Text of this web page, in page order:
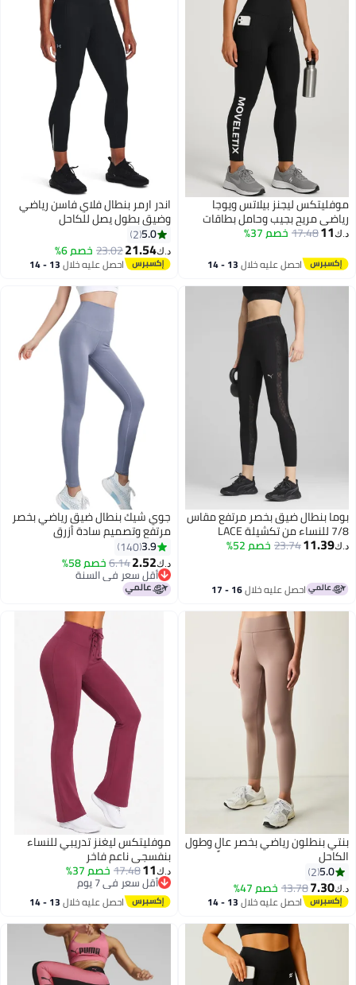
موفليتكس ليجنز بيلاتس ويوجا
رياضي مريح بجيب وحامل بطاقات
بجودة عالية
د.ك‏11
17.48خصم 37%
احصل عليه خلال 13 - 14
اندر ارمر بنطال فلاي فاسن رياضي
وضيق بطول يصل للكاحل
5.0
2
د.ك‏21.54
23.02خصم 6%
احصل عليه خلال 13 - 14
بوما بنطال ضيق بخصر مرتفع مقاس
7/8 للنساء من تكشيلة LACE
د.ك‏11.39
23.74خصم 52%
احصل عليه خلال 16 - 17
6
جوي شيك بنطال ضيق رياضي بخصر
مرتفع وتصميم سادة أزرق
3.9
140
د.ك‏2.52
6.14خصم 58%
أقل سعر في السنة
أقل سعر في السنة
بنتي بنطلون رياضي بخصر عالٍ وطول
الكاحل
5.0
2
د.ك‏7.30
13.78خصم 47%
احصل عليه خلال 13 - 14
3
موفليتكس ليغنز تدريبي للنساء
بنفسجي ناعم فاخر
د.ك‏11
17.48خصم 37%
أقل سعر في 7 يوم
أقل سعر في 7 يوماحصل عليه خلال 13 - 14